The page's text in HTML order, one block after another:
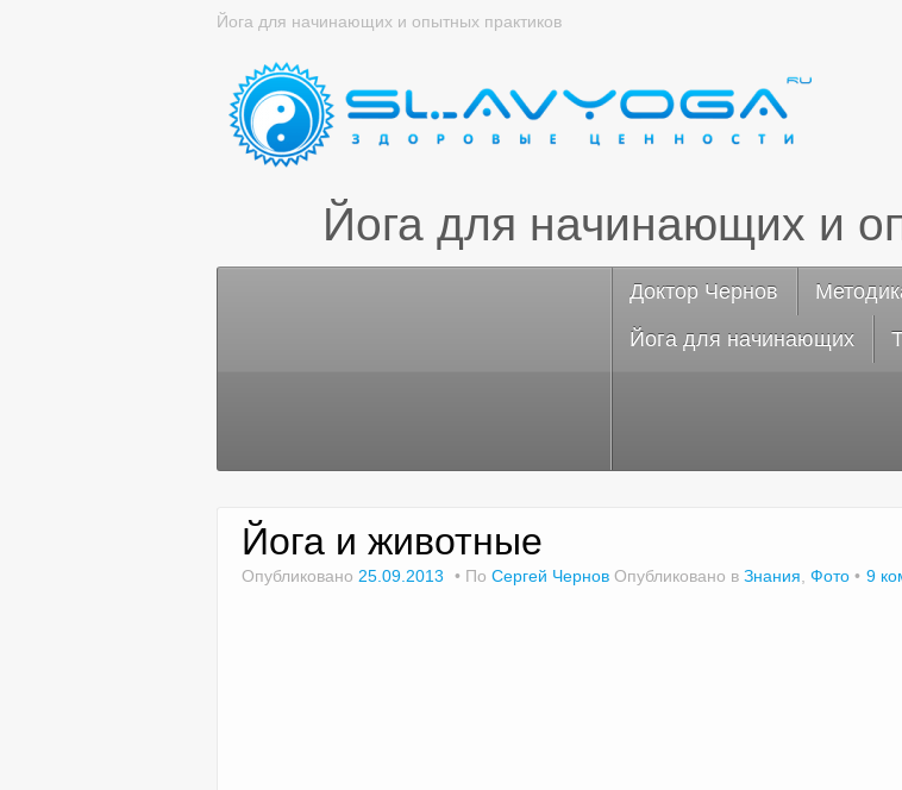
Йога для начинающих и опытных практиков
Йога для начинающих и
Доктор Чернов
Йога для начинающих
Йога и животные
Опубликовано 25.09.2013 По Сергей Чернов Опубликовано в Знания Фото 9